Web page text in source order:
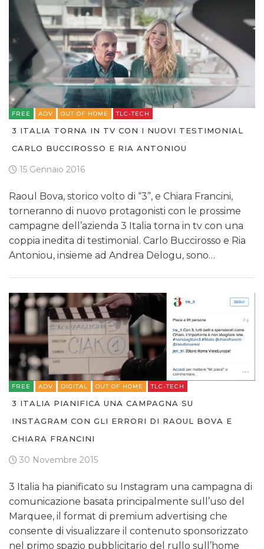
FREE ADV OUT OF HOME TLC-TECH
3 ITALIA TORNA IN TV CON I NUOVI TESTIMONIAL
CARLO BUCCIROSSO E RIA ANTONIOU
15 Gennaio 2016
Raoul Bova, storico volto di “3”, e Chiara Francini,
torneranno di nuovo protagonisti con le prossime
campagne dell’azienda 3 Italia torna in tv con una
coppia inedita di testimonial. Carlo Buccirosso e Ria
Antoniou, insieme ad Andrea Delogu, sono…
FREE ADV DIGITAL OUT OF HOME TLC-TECH
3 ITALIA PIANIFICA UNA CAMPAGNA SU
INSTAGRAM CON GLI ERRORI DI RAOUL BOVA E
CHIARA FRANCINI
30 Novembre 2015
3 Italia ha pianificato su Instagram una campagna di
comunicazione basata principalmente sull’uso del
Marquee, il format di premium advertising che
consente di visualizzare il contenuto sponsorizzato
nel primo spazio pubblicitario del rullo sull’home